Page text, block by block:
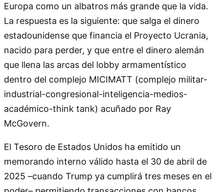
Europa como un albatros más grande que la vida.
La respuesta es la siguiente: que salga el dinero
estadounidense que financia el Proyecto Ucrania,
nacido para perder, y que entre el dinero alemán
que llena las arcas del lobby armamentístico
dentro del complejo MICIMATT (complejo militar-
industrial-congresional-inteligencia-medios-
académico-think tank) acuñado por Ray
McGovern.
El Tesoro de Estados Unidos ha emitido un
memorando interno válido hasta el 30 de abril de
2025 –cuando Trump ya cumplirá tres meses en el